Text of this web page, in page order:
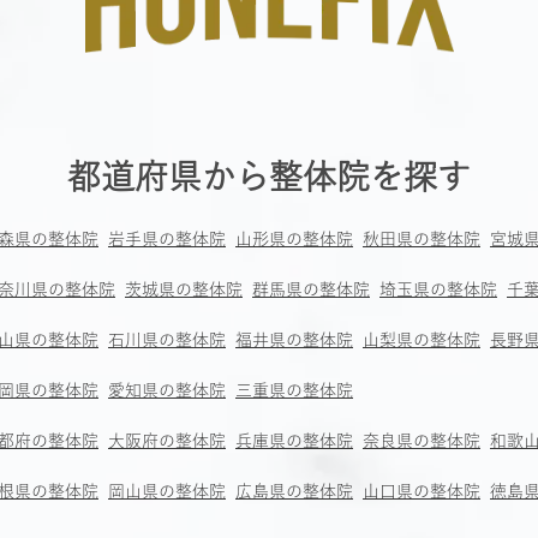
都道府県から整体院を探す
県の整体院 岩手県の整体院 山形県の整体院 秋田県の整体院 宮城
川県の整体院 茨城県の整体院 群馬県の整体院 埼玉県の整体院 千
県の整体院 石川県の整体院 福井県の整体院 山梨県の整体院 長野
県の整体院 愛知県の整体院 三重県の整体院
府の整体院 大阪府の整体院 兵庫県の整体院 奈良県の整体院 和歌
県の整体院 岡山県の整体院 広島県の整体院 山口県の整体院 徳島